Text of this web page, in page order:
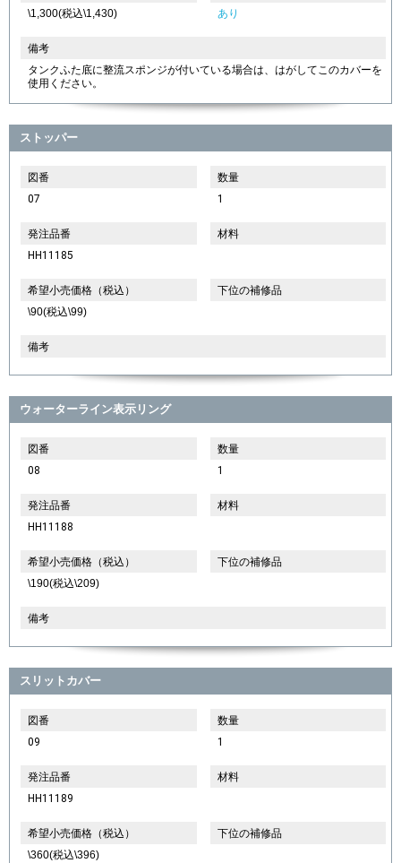
\1,300(税込\1,430) あり
備考
タンクふた底に整流スポンジが付いている場合は、はがしてこのカバーを
使用ください。
ストッパー
図番
07
数量
1
発注品番
HH11185
材料
希望小売価格（税込）
\90(税込\99)
下位の補修品
備考
ウォーターライン表示リング
図番
08
数量
1
発注品番
HH11188
材料
希望小売価格（税込）
\190(税込\209)
下位の補修品
備考
スリットカバー
図番
09
数量
1
発注品番
HH11189
材料
希望小売価格（税込）
\360(税込\396)
下位の補修品